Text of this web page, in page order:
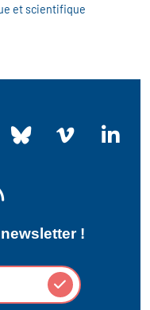
et scientifique
!